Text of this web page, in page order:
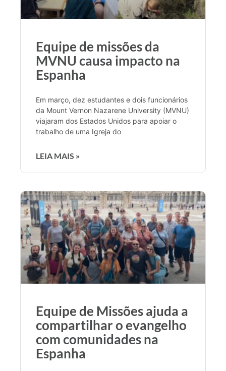
Equipe de missões da
MVNU causa impacto na
Espanha
Em março, dez estudantes e dois funcionários
da Mount Vernon Nazarene University (MVNU)
viajaram dos Estados Unidos para apoiar o
trabalho de uma Igreja do
LEIA MAIS »
Equipe de Missões ajuda a
compartilhar o evangelho
com comunidades na
Espanha